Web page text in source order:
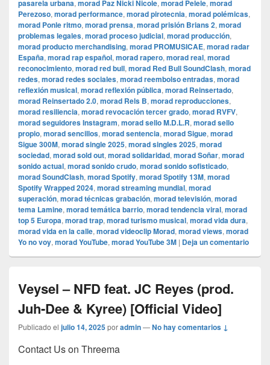
pasarela urbana, morad Paz Nicki Nicole, morad Pelele, morad
Perezoso, morad performance, morad pirotecnia, morad polémicas,
morad Ponle ritmo, morad prensa, morad prisión Brians 2, morad
problemas legales, morad proceso judicial, morad producción,
morad producto merchandising, morad PROMUSICAE, morad radar
España, morad rap español, morad rapero, morad real, morad
reconocimiento, morad red bull, morad Red Bull SoundClash, morad
redes, morad redes sociales, morad reembolso entradas, morad
reflexión musical, morad reflexión pública, morad Reinsertado,
morad Reinsertado 2.0, morad Rels B, morad reproducciones,
morad resiliencia, morad revocación tercer grado, morad RVFV,
morad seguidores Instagram, morad sello M.D.L.R, morad sello
propio, morad sencillos, morad sentencia, morad Sigue, morad
Sigue 300M, morad single 2025, morad singles 2025, morad
sociedad, morad sold out, morad solidaridad, morad Soñar, morad
sonido actual, morad sonido crudo, morad sonido sofisticado,
morad SoundClash, morad Spotify, morad Spotify 13M, morad
Spotify Wrapped 2024, morad streaming mundial, morad
superación, morad técnicas grabación, morad televisión, morad
tema Lamine, morad temática barrio, morad tendencia viral, morad
top 5 Europa, morad trap, morad turismo musical, morad vida dura,
morad vida en la calle, morad videocli‏p Morad, morad views, morad
Yo no voy, morad YouTube, morad YouTube 3M | Deja un comentario
Veysel – NFD feat. JC Reyes (prod.
Juh-Dee & Kyree) [Official Video]
Publicado el julio 14, 2025poradmin—No hay comentarios ↓
Contact Us on Threema